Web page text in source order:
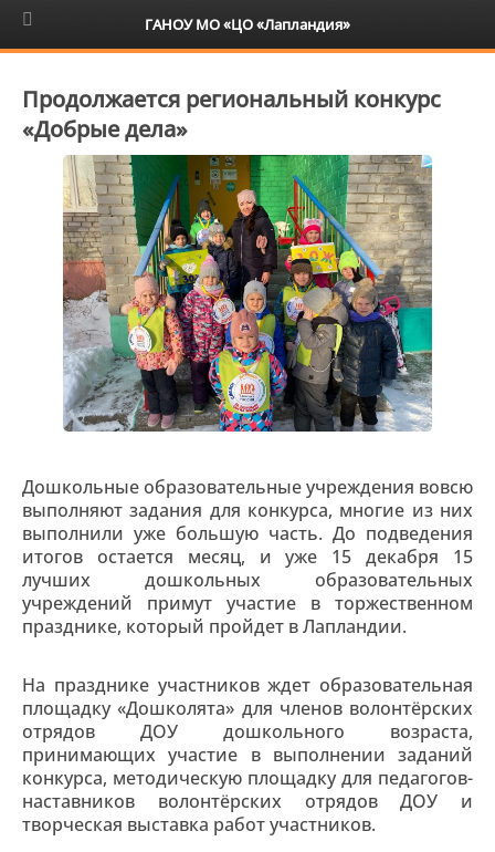
6+
Продолжается региональный конкурс
«Добрые дела»
Дошкольные образовательные учреждения вовсю
выполняют задания для конкурса, многие из них
выполнили уже большую часть. До подведения
итогов остается месяц, и уже 15 декабря 15
лучших дошкольных образовательных
учреждений примут участие в торжественном
празднике, который пройдет в Лапландии.
На празднике участников ждет образовательная
площадку «Дошколята» для членов волонтёрских
отрядов ДОУ дошкольного возраста,
принимающих участие в выполнении заданий
конкурса, методическую площадку для педагогов-
наставников волонтёрских отрядов ДОУ и
творческая выставка работ участников.
ГАНОУ МО «ЦО «Лапландия»